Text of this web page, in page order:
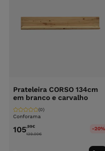
Prateleira CORSO 134cm
em branco e carvalho
Conforama
(0)
105,99€
139.00€
-20%